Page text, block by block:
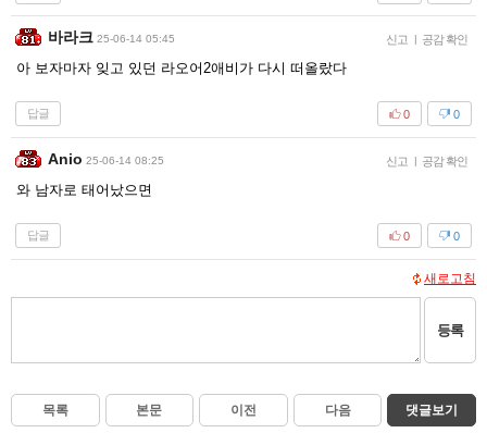
바라크 25-06-14 05:45 신고 | 공감 확인
아 보자마자 잊고 있던 라오어2애비가 다시 떠올랐다
답글 0
0
Anio 25-06-14 08:25 신고 | 공감 확인
와 남자로 태어났으면
답글 0
0
새로고침
등록
목록 본문 이전 다음 댓글보기